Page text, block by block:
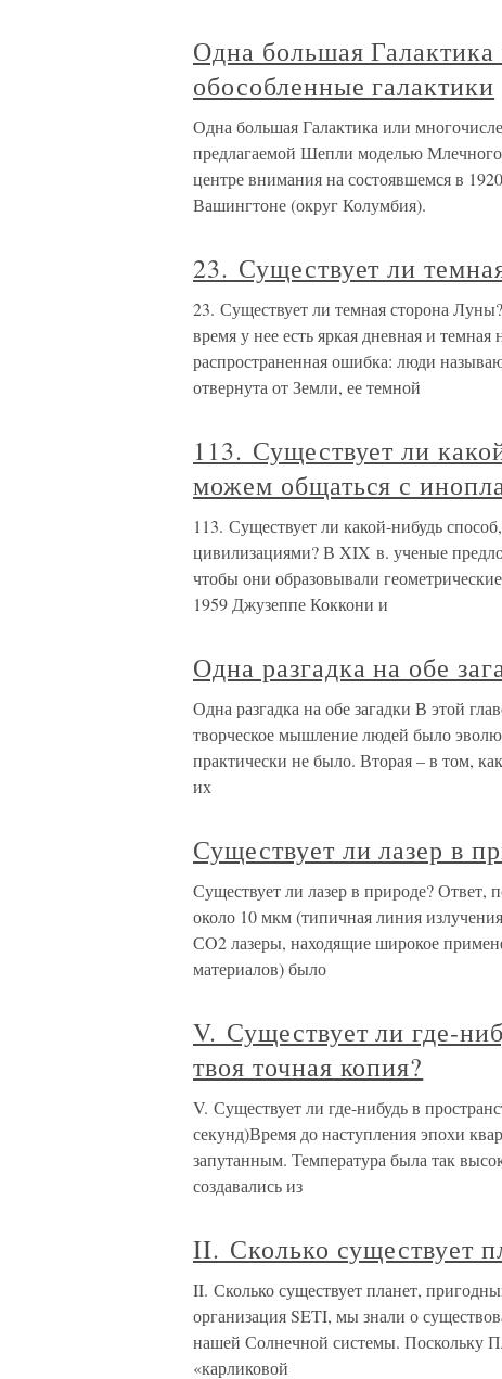
Одна большая
обособленные галактики
Одна большая Галактика или
предлагаемой Шепли моделью
центре внимания на состоявшемся в
Вашингтоне (округ Колумбия).
23. Существует ли
23. Существует ли темная сторона
время у нее есть яркая дневная и
распространенная ошибка: люди
отвернута от Земли, ее темной
113. Существует ли
можем общаться с
113. Существует ли какой-нибудь
цивилизациями? В XIX в. ученые
чтобы они образовывали
1959 Джузеппе Коккони и
Одна разгадка на обе
Одна разгадка на обе загадки В этой
творческое мышление людей было
практически не было. Вторая – в том,
их
Существует ли лазер в
Существует ли лазер в природе?
около 10 мкм (типичная линия
СO2 лазеры, находящие широкое
материалов) было
V. Существует ли где-
твоя точная копия?
V. Существует ли где-нибудь в
секунд)Время до наступления эпохи
запутанным. Температура была так
создавались из
II. Сколько существует
II. Сколько существует планет,
организация SETI, мы знали о
нашей Солнечной системы. Поскольку
«карликовой